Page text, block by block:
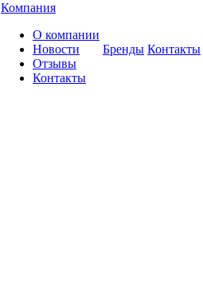
Компания
О компании
Новости
Отзывы
Контакты
Бренды Контакты